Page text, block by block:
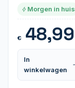
Morgen in huis
€48,99
In
winkelwagen